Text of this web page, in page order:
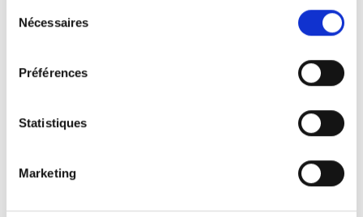
Nécessaires
Préférences
Statistiques
Marketing